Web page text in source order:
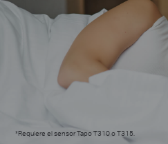
*Requiere el sensor Tapo T310 o T315.